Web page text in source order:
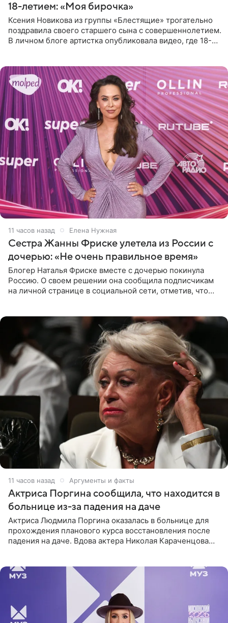
18-летием: «Моя бирочка»
Ксения Новикова из группы «Блестящие» трогательно
поздравила своего старшего сына с совершеннолетием.
В личном блоге артистка опубликовала видео, где 18-
11 часов назад Елена Нужная
Сестра Жанны Фриске улетела из России с
дочерью: «Не очень правильное время»
Блогер Наталья Фриске вместе с дочерью покинула
Россию. О своем решении она сообщила подписчикам
на личной странице в социальной сети, отметив, что
11 часов назад Аргументы и факты
Актриса Поргина сообщила, что находится в
больнице из-за падения на даче
Актриса Людмила Поргина оказалась в больнице для
прохождения планового курса восстановления после
падения на даче. Вдова актера Николая Караченцова